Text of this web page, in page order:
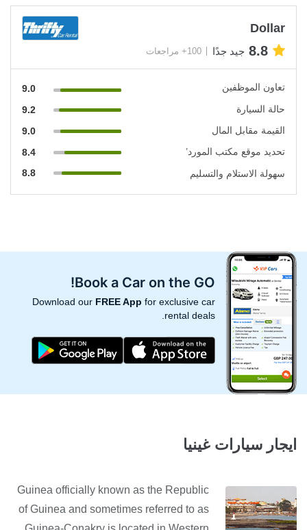
Dollar
8.8 جيد جدًا 100+ مراجعات
تعاون الموظفين
9.0
حالة السيارة
9.2
القيمة مقابل المال
9.0
تحديد موقع مكتب المورد’
8.4
سهولة الاستلام والتسليم
8.8
Book a Car on the GO!
Download our FREE App for exclusive car
rental deals.
ايجار سيارات غينيا
Guinea officially known as the Republic
of Guinea and sometimes referred to as